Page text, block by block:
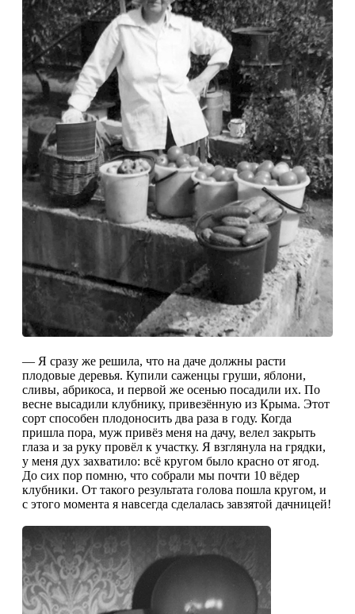
— Я сразу же решила, что на даче должны расти
плодовые деревья. Купили саженцы груши, яблони,
сливы, абрикоса, и первой же осенью посадили их. По
весне высадили клубнику, привезённую из Крыма. Этот
сорт способен плодоносить два раза в году. Когда
пришла пора, муж привёз меня на дачу, велел закрыть
глаза и за руку провёл к участку. Я взглянула на грядки,
у меня дух захватило: всё кругом было красно от ягод.
До сих пор помню, что собрали мы почти 10 вёдер
клубники. От такого результата голова пошла кругом, и
с этого момента я навсегда сделалась завзятой дачницей!